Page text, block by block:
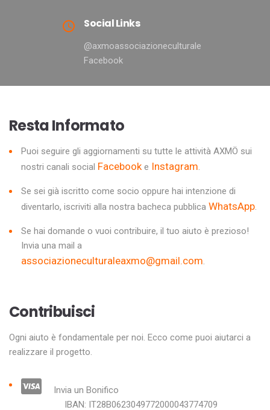
Social Links
@axmoassociazioneculturale
Facebook
Resta Informato
Puoi seguire gli aggiornamenti su tutte le attività AXMÖ sui
nostri canali social Facebooke Instagram.
Se sei già iscritto come socio oppure hai intenzione di
diventarlo, iscriviti alla nostra bacheca pubblica WhatsApp.
Se hai domande o vuoi contribuire, il tuo aiuto è prezioso!
Invia una mail a
associazioneculturaleaxmo@gmail.com.
Contribuisci
Ogni aiuto è fondamentale per noi. Ecco come puoi aiutarci a
realizzare il progetto.
Invia un Bonifico
IBAN: IT28B0623049772000043774709